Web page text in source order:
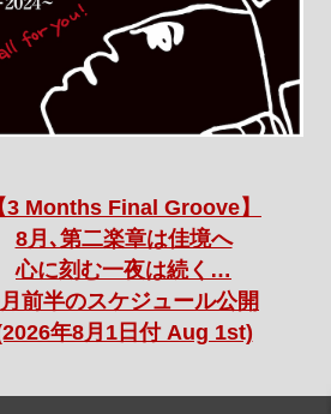
3 Months Final Groove】
8月､第二楽章は佳境へ
心に刻む一夜は続く…
前半のスケジュール公開
年8月1日付 Aug 1st)